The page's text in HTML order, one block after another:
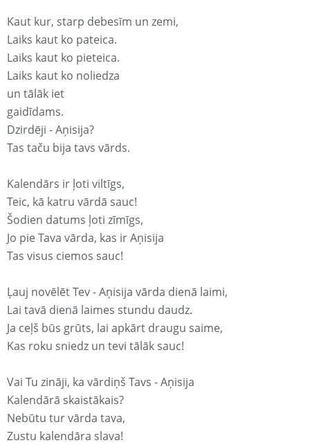
Kaut kur, starp debesīm un zemi,
Laiks kaut ko pateica.
Laiks kaut ko pieteica.
Laiks kaut ko noliedza
un tālāk iet
gaidīdams.
Dzirdēji - Aņisija?
Tas taču bija tavs vārds.
Kalendārs ir ļoti viltīgs,
Teic, kā katru vārdā sauc!
Šodien datums ļoti zīmīgs,
Jo pie Tava vārda, kas ir Aņisija
Tas visus ciemos sauc!
Ļauj novēlēt Tev - Aņisija vārda dienā laimi,
Lai tavā dienā laimes stundu daudz.
Ja ceļš būs grūts, lai apkārt draugu saime,
Kas roku sniedz un tevi tālāk sauc!
Vai Tu zināji, ka vārdiņš Tavs - Aņisija
Kalendārā skaistākais?
Nebūtu tur vārda tava,
Zustu kalendāra slava!